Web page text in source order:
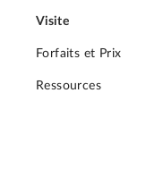
Visite
Forfaits et Prix
Ressources